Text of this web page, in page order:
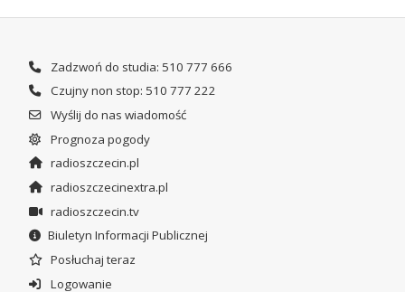
Zadzwoń do studia: 510 777 666
Czujny non stop: 510 777 222
Wyślij do nas wiadomość
Prognoza pogody
radioszczecin.pl
radioszczecinextra.pl
radioszczecin.tv
Biuletyn Informacji Publicznej
Posłuchaj teraz
Logowanie